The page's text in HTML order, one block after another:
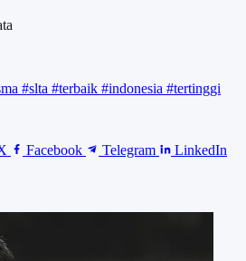
#slta #terbaik #indonesia #tertinggi
Facebook Telegram LinkedIn